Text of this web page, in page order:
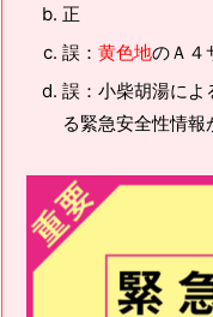
正
誤： 黄色地のＡ４
誤：小柴胡湯によ
る緊急安全性情報